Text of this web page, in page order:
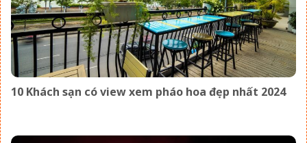
10 Khách sạn có view xem pháo hoa đẹp nhất 2024